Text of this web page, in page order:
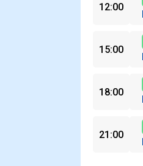
12:00
15:00
18:00
21:00